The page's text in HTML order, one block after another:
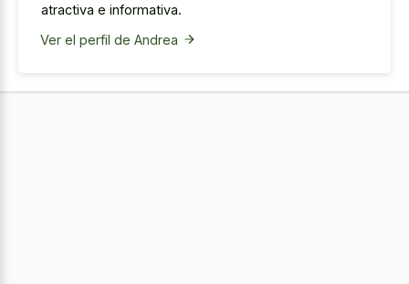
atractiva e informativa.
Ver el perfil de Andrea